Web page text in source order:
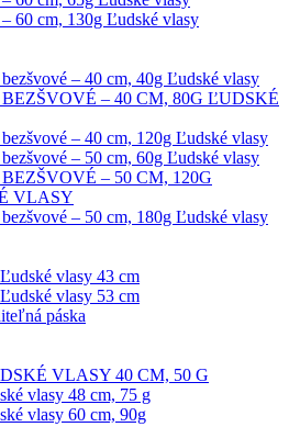
60 cm, 130g Ľudské vlasy
– 40 cm, 40g Ľudské vlasy
– 40 CM, 80G ĽUDSKÉ
– 40 cm, 120g Ľudské vlasy
– 50 cm, 60g Ľudské vlasy
– 50 CM, 120G
VLASY
– 50 cm, 180g Ľudské vlasy
vlasy 43 cm
vlasy 53 cm
páska
VLASY 40 CM, 50 G
vlasy 48 cm, 75 g
vlasy 60 cm, 90g